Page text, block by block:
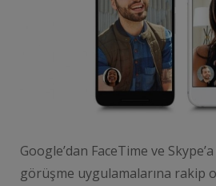
Google’dan FaceTime ve
görüşme uygulamalarına rakip